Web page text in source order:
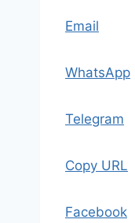
Email
WhatsApp
Telegram
Copy URL
Facebook